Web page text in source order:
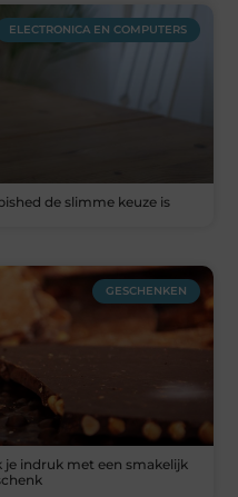
ELECTRONICA EN COMPUTERS
de slimme keuze is
GESCHENKEN
indruk met een smakelijk